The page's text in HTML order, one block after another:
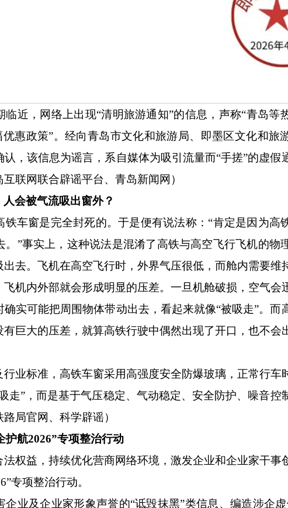
临近，网络上出现“清明旅游通知”的信息，声称“青岛等
优惠政策”。经向青岛市文化和旅游局、即墨区文化和旅
，该信息为谣言，系自媒体为吸引流量而“手搓”的虚假
联网联合辟谣平台、青岛新闻网）
会被气流吸出窗外？
车窗是完全封死的。于是便有说法称： “肯定是因为高
”事实上，这种说法是混淆了高铁与高空飞行飞机的物
去。飞机在高空飞行时，外界气压很低，而舱内需要维
机内外部就会形成明显的压差。一旦机舱破损，空气会
实可能把周围物体带动出去，看起来就像“被吸走”。而
巨大的压差，就算高铁行驶中偶然出现了开口，也不会
业标准，高铁车窗采用高强度安全防爆玻璃，正常行车
走”，而是基于气压稳定、气动稳定、安全防护、噪音控
局官网、科学辟谣）
护航2026”专项整治行动
权益，持续优化营商网络环境，激发企业和企业家干事
专项整治行动。
企业及企业家形象声誉的“诋毁抹黑”类信息、编造涉企